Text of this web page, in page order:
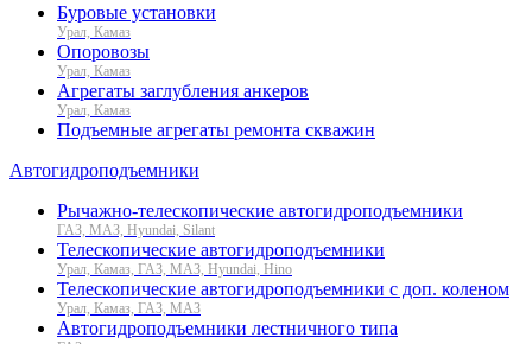
Буровые установки
Урал, Камаз
Опоровозы
Урал, Камаз
Агрегаты заглубления анкеров
Урал, Камаз
Подъемные агрегаты ремонта скважин
Автогидроподъемники
Рычажно-телескопические автогидроподъемники
ГАЗ, МАЗ, Hyundai, Silant
Телескопические автогидроподъемники
Урал, Камаз, ГАЗ, МАЗ, Hyundai, Hino
Телескопические автогидроподъемники с доп. коленом
Урал, Камаз, ГАЗ, МАЗ
Автогидроподъемники лестничного типа